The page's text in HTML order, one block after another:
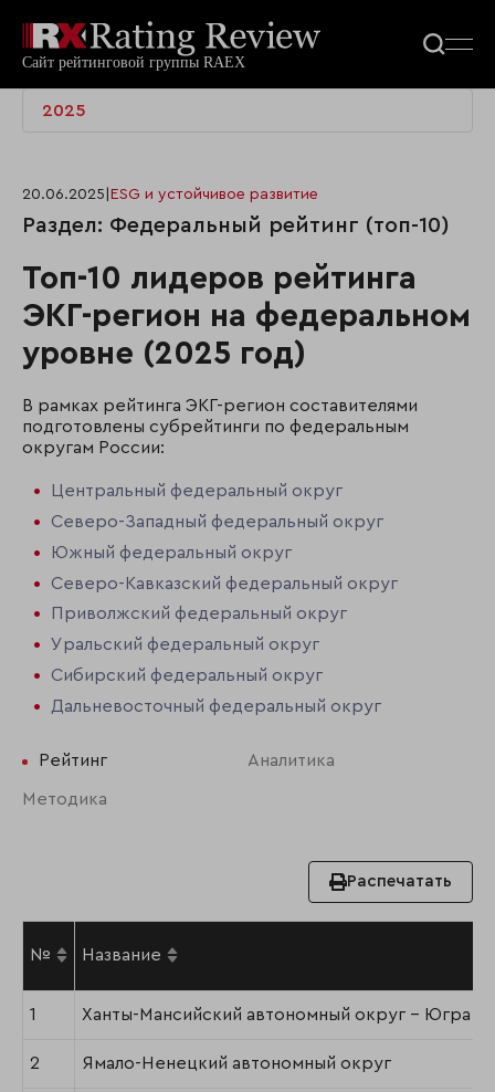
2025
20.06.2025 ESG и устойчивое развитие
Раздел: Федеральный рейтинг (топ-10)
Топ-10 лидеров рейтинга
ЭКГ-регион на федеральном
уровне (2025 год)
В рамках рейтинга ЭКГ-регион составителями
подготовлены субрейтинги по федеральным
округам России:
Центральный федеральный округ
Северо-Западный федеральный округ
Южный федеральный округ
Северо-Кавказский федеральный округ
Приволжский федеральный округ
Уральский федеральный округ
Сибирский федеральный округ
Дальневосточный федеральный округ
Рейтинг Аналитика
Методика
Распечатать
№ Название
1 Ханты-Мансийский автономный округ – Югра
2 Ямало-Ненецкий автономный округ